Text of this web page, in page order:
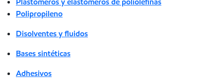
Polipropileno
Disolventes y fluidos
Bases sintéticas
Adhesivos